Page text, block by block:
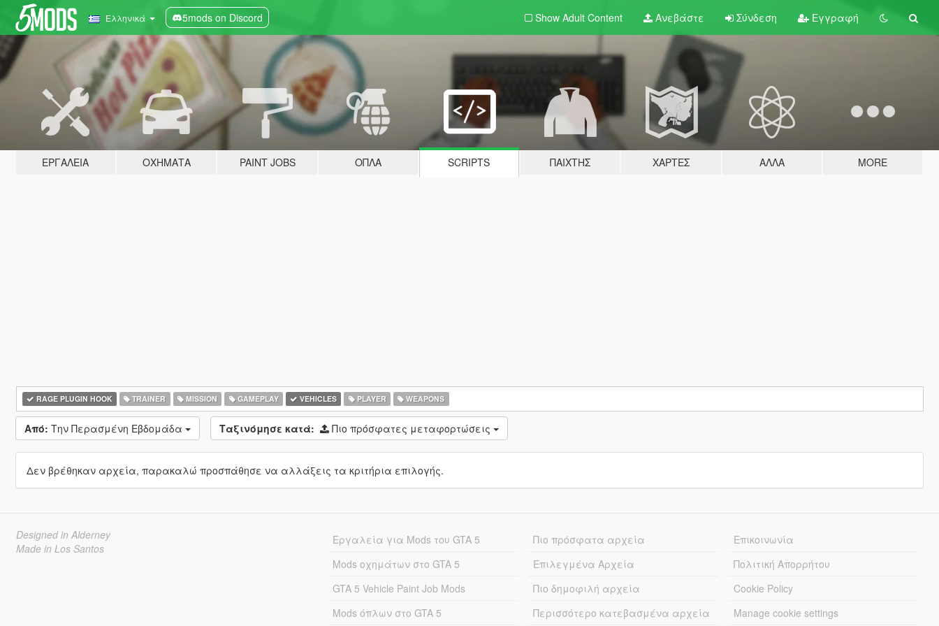
Ελληνικά 5mods on Discord Show Adult Content Ανεβάστε Σύνδεση Εγγραφή
ΕΡΓΑΛΕΊΑ ΟΧΉΜΑΤΑ PAINT JOBS ΌΠΛΑ SCRIPTS ΠΑΊΧΤΗΣ ΧΆΡΤΕΣ ΆΛΛΑ MORE
RAGE PLUGIN HOOK TRAINER MISSION GAMEPLAY VEHICLES PLAYER WEAPONS
Από: Την Περασμένη Εβδομάδα Ταξινόμησε κατά: Πιο πρόσφατες μεταφορτώσεις
Δεν βρέθηκαν αρχεία, παρακαλώ προσπάθησε να αλλάξεις τα κριτήρια επιλογής.
Designed in Alderney
Made in Los Santos
Εργαλεία για Mods του GTA 5
Mods οχημάτων στο GTA 5
GTA 5 Vehicle Paint Job Mods
Mods όπλων στο GTA 5
Πιο πρόσφατα αρχεία
Επιλεγμένα Αρχεία
Πιο δημοφιλή αρχεία
Περισσότερο κατεβασμένα αρχεία
Επικοινωνία
Πολιτική Απορρήτου
Cookie Policy
Manage cookie settings